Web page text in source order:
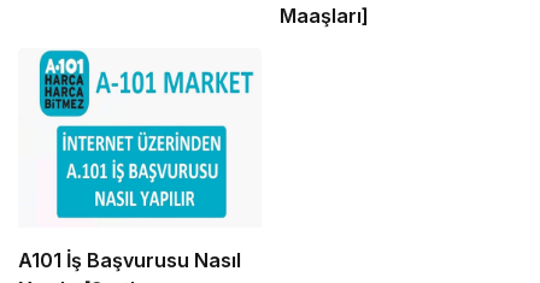
Maaşları]
A101 İş Başvurusu Nasıl